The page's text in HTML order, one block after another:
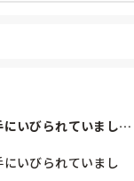
いびられていまし
いびられていまし